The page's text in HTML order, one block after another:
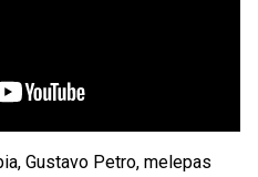
Gustavo Petro, melepas